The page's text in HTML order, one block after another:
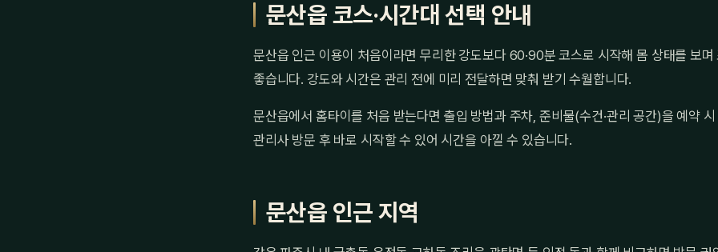
문산읍 코스·시간대 선택 안내
문산읍 인근 이용이 처음이라면 무리한 강도보다 60·90분 코스로 시작해 몸 상태를 보며
좋습니다. 강도와 시간은 관리 전에 미리 전달하면 맞춰 받기 수월합니다.
문산읍에서 홈타이를 처음 받는다면 출입 방법과 주차, 준비물(수건·관리 공간)을 예약
관리사 방문 후 바로 시작할 수 있어 시간을 아낄 수 있습니다.
문산읍 인근 지역